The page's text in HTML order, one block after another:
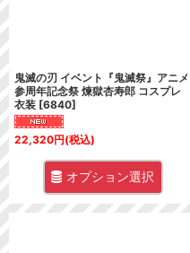
鬼滅の刃 イベント『鬼滅祭』アニメ
参周年記念祭 煉獄杏寿郎 コスプレ
衣装 [6840]
22,320円(税込)
オプション選択